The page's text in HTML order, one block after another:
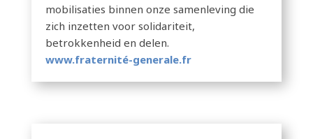
mobilisaties binnen onze samenleving die
zich inzetten voor solidariteit,
betrokkenheid en delen.
www.fraternité-generale.fr